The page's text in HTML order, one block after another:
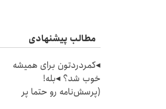
مطالب پیشنهادی
◂کمردردتون برای همیشه
خوب شد؟ ◂بله!
(پرسش‌نامه رو حتما پر